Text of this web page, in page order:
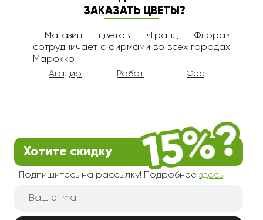
ЗАКАЗАТЬ ЦВЕТЫ?
Магазин цветов «Гранд Флора»
сотрудничает с фирмами во всех городах
Марокко
Агадир
Рабат Фес
Хотите скидку
Подпишитесь на рассылку! Подробнее здесь.